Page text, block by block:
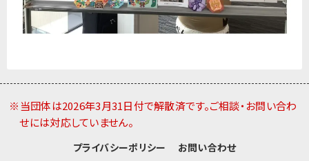
※当団体は2026年3月31日付で解散済です。ご相談・お問い合わ
せには対応していません。
プライバシーポリシー お問い合わせ